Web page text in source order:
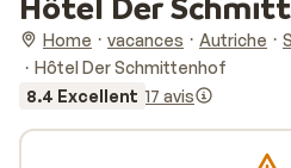
Home vacances Autriche
Hôtel Der Schmittenhof
8.4 Excellent 17 avis